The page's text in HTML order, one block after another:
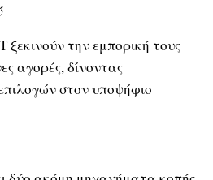
την εμπορική τους
αγορές, δίνοντας
στον υποψήφιο